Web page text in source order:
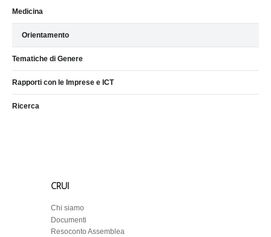
Medicina
Orientamento
Tematiche di Genere
Rapporti con le Imprese e ICT
Ricerca
CRUI
Chi siamo
Documenti
Resoconto Assemblea